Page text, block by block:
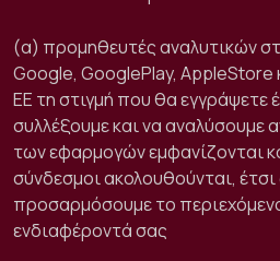
(α) προμηθευτές αναλυτικών
Google, GooglePlay, AppleStore
ΕΕ τη στιγμή που θα εγγράψετε
συλλέξουμε και να αναλύσουμε
των εφαρμογών εμφανίζονται
σύνδεσμοι ακολουθούνται,
προσαρμόσουμε το
ενδιαφέροντά σας